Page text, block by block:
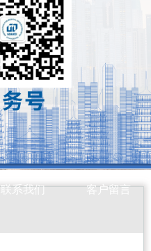
联系我们 客户留言